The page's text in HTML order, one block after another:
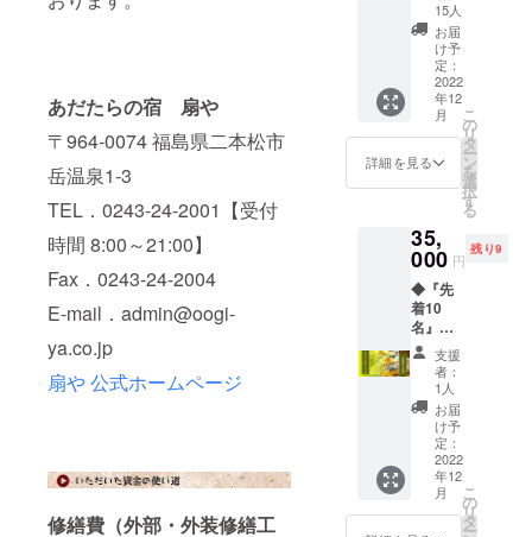
あだたらの宿 扇や
〒964-0074 福島県二本松市
岳温泉1-3
TEL．0243-24-2001【受付
時間 8:00～21:00】
Fax．0243-24-2004
E-mail．admin@oogi-
ya.co.jp
扇や 公式ホームページ
修繕費（外部・外装修繕工
送料・
消費税
込みの
価格と
なりま
す。/
ズ/重
量：
500g ・
保存方
法：要
冷蔵
扇や
オリジ
ナル真
300g ・
今井の
つきた
て米
（大玉
産こし
ひかり
真空
米） ・
原産国/
産地：
日本産/
福島県
大玉村
・サイ
ズ/重
1月頃
場所 ：
岳温泉
街 ※
飲み代
含む・
お店は
貸し切
りでは
名～5名
で、3回
開催
※交通費
は自己
負担と
なりま
す。
※公共の
場所で
のみ面
会しま
す。
※宿泊は
含みま
せん ※
詳細】
①サン
クスレ
ター ②
オリジ
ナル手
ぬぐい
③扇や
ポスト
カード
④あだ
母牛
（ス
テーキ
肉）
180g×
４枚 ・
名称：
あだた
ら酵母
和牛 ・
原産国/
産地：
日本産/
福島県
大玉村
・サイ
15人
お届
け予
定：
2022
年12
月
詳細を見る
こ
の
リ
タ
ー
ン
を
選
択
す
る
35,
000 円
残り9
◆『先
着10
名』女
将とふ
たりで
飲み会
＋１泊
朝食付
宿泊券
【リ
ターン
詳細】
①サン
支援
者：
1人
お届
け予
定：
2022
年12
月
こ
の
リ
タ
ー